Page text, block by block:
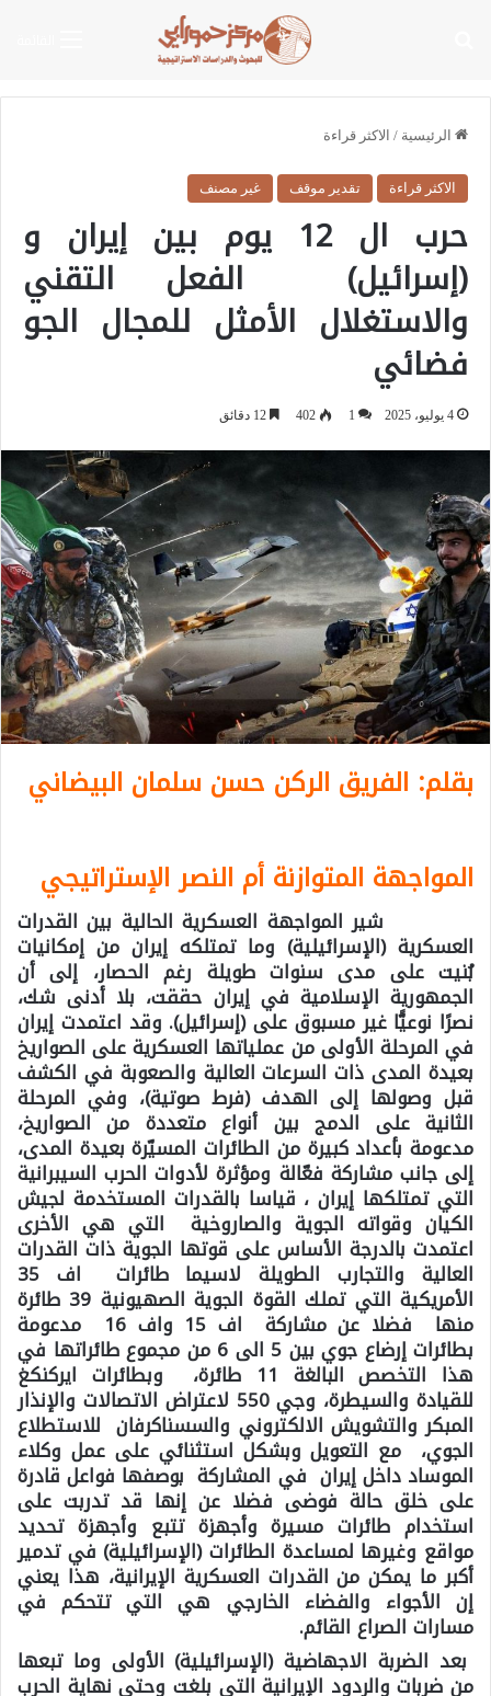
الرئيسية / الاكثر قراءة
الاكثر قراءة تقدير موقف غير مصنف
حرب ال 12 يوم بين إيران و
(إسرائيل) الفعل التقني
والاستغلال الأمثل للمجال الجو
فضائي
4 يوليو، 2025 1
402
بقلم: الفريق الركن حسن سلمان البيضاني
المواجهة المتوازنة أم النصر الإستراتيجي
شير المواجهة العسكرية الحالية بين القدرات
العسكرية (الإسرائيلية) وما تمتلكه إيران من إمكانيات
بُنيت على مدى سنوات طويلة رغم الحصار، إلى أن
الجمهورية الإسلامية في إيران حققت، بلا أدنى شك،
نصرًا نوعيًّا غير مسبوق على (إسرائيل). وقد اعتمدت إيران
في المرحلة الأولى من عملياتها العسكرية على الصواريخ
بعيدة المدى ذات السرعات العالية والصعوبة في الكشف
قبل وصولها إلى الهدف (فرط صوتية)، وفي المرحلة
الثانية على الدمج بين أنواع متعددة من الصواريخ،
مدعومة بأعداد كبيرة من الطائرات المسيّرة بعيدة المدى،
إلى جانب مشاركة فعّالة ومؤثرة لأدوات الحرب السيبرانية
التي تمتلكها إيران ، قياسا بالقدرات المستخدمة لجيش
الكيان وقواته الجوية والصاروخية التي هي الأخرى
اعتمدت بالدرجة الأساس على قوتها الجوية ذات القدرات
العالية والتجارب الطويلة لاسيما طائرات اف 35
الأمريكية التي تملك القوة الجوية الصهيونية 39 طائرة
منها فضلا عن مشاركة اف 15 واف 16 مدعومة
بطائرات إرضاع جوي بين 5 الى 6 من مجموع طائراتها في
هذا التخصص البالغة 11 طائرة، وبطائرات ايركنكغ
للقيادة والسيطرة، وجي 550 لاعتراض الاتصالات والإنذار
المبكر والتشويش الالكتروني والسسناكرفان للاستطلاع
الجوي، مع التعويل وبشكل استثنائي على عمل وكلاء
الموساد داخل إيران في المشاركة بوصفها فواعل قادرة
على خلق حالة فوضى فضلا عن إنها قد تدربت على
استخدام طائرات مسيرة وأجهزة تتبع وأجهزة تحديد
مواقع وغيرها لمساعدة الطائرات (الإسرائيلية) في تدمير
أكبر ما يمكن من القدرات العسكرية الإيرانية، هذا يعني
إن الأجواء والفضاء الخارجي هي التي تتحكم في
مسارات الصراع القائم.
بعد الضربة الاجهاضية (الإسرائيلية) الأولى وما تبعها
من ضربات والردود الإيرانية التي بلغت وحتى نهاية الحرب